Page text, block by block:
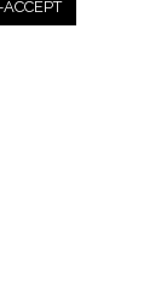
UltimatelySocial